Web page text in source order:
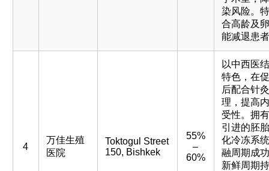
染风险。
合高龄及
能减退患
4
万佳生殖
医院
Toktogul Street
150, Bishkek
55%
–
60%
以中西医
特色，在
后配合针
理，提高
受性。拥
引进的胚
化冷冻系
融周期成
新鲜周期